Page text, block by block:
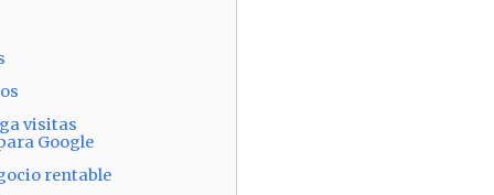
visitas
Google
rentable